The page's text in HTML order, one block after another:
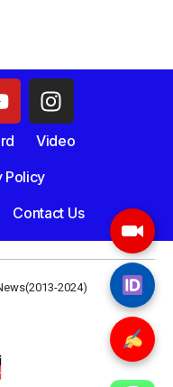
Video
Policy
Contact Us
2024)